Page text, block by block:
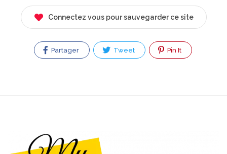
Connectez vous pour sauvegarder ce site
Partager Tweet Pin It